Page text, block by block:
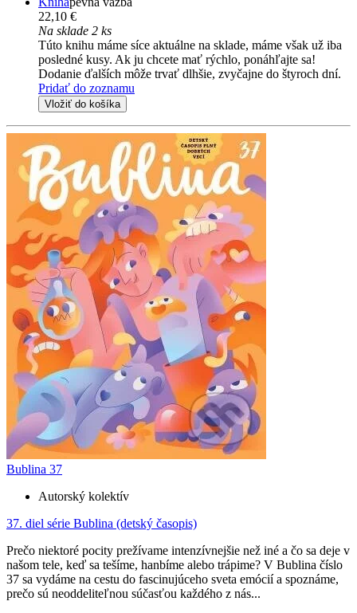
22,10 €
Na sklade 2 ks
Túto knihu máme síce aktuálne na sklade, máme však už iba
posledné kusy. Ak ju chcete mať rýchlo, ponáhľajte sa!
Dodanie ďalších môže trvať dlhšie, zvyčajne do štyroch dní.
Pridať do zoznamu
Vložiť do košíka
Bublina 37
Autorský kolektív
37. diel série Bublina (detský časopis)
Prečo niektoré pocity prežívame intenzívnejšie než iné a čo sa deje v
našom tele, keď sa tešíme, hanbíme alebo trápime? V Bublina číslo
37 sa vydáme na cestu do fascinujúceho sveta emócií a spoznáme,
prečo sú neoddeliteľnou súčasťou každého z nás...